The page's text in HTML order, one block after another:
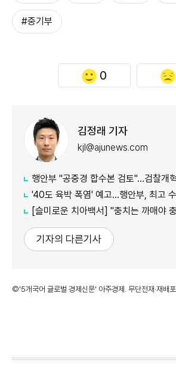
#중기부
0
김정래 기자
kjl@ajunews.com
행안부 "공중경 합수본 검토"…검찰개혁 이후
'40도 육박 폭염' 예고…행안부, 최고
[슬미로운 치아백서] "충치는 까매야
기자의 다른기사
©'5개국어 글로벌 경제신문' 아주경제. 무단전재·재배